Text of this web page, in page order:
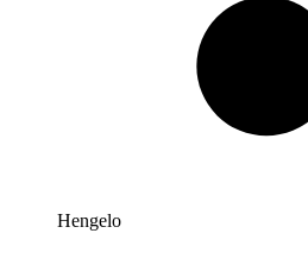
Hengelo